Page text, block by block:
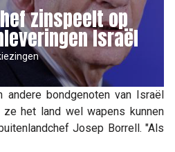
zinspeelt op
Israël
andere bondgenoten van Israël
het land wel wapens kunnen
Josep Borrell. "Als